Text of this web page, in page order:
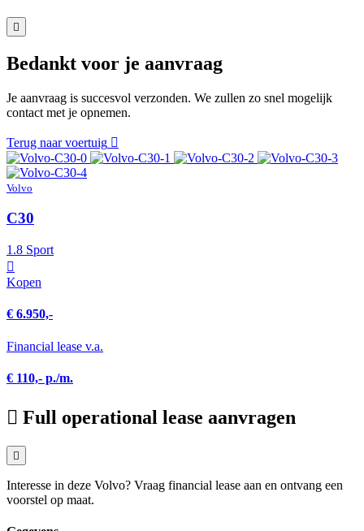
Bedankt voor je aanvraag
Je aanvraag is succesvol verzonden. We zullen zo snel mogelijk
contact met je opnemen.
Terug naar voertuig
Volvo
C30
1.8 Sport
Kopen
€ 6.950,-
Financial lease v.a.
€ 110,- p./m.
Full operational lease aanvragen
Interesse in deze Volvo? Vraag financial lease aan en ontvang een
voorstel op maat.